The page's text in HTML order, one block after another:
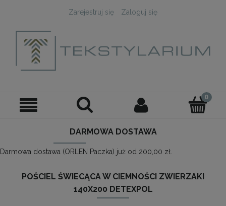
Zarejestruj się Zaloguj się
DARMOWA DOSTAWA
Darmowa dostawa (ORLEN Paczka) już od 200,00 zł.
POŚCIEL ŚWIECĄCA W CIEMNOŚCI ZWIERZAKI
140X200 DETEXPOL